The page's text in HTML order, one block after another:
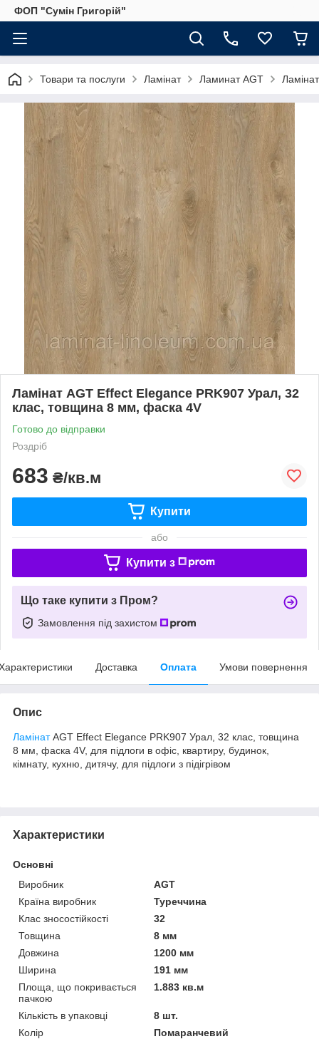
ФОП "Сумін Григорій"
Товари та послуги Ламінат Ламинат AGT
Ламінат AGT Effect Elegance PRK907 Урал, 32
клас, товщина 8 мм, фаска 4V
Готово до відправки
Роздріб
683 ₴/кв.м
Купити
або
Купити з
Що таке купити з Пром?
Замовлення під захистом
Доставка Оплата Умови повернення
Опис
ЛамінатAGT Effect Elegance PRK907 Урал, 32 клас, товщина
8 мм, фаска 4V, для підлоги в офіс, квартиру, будинок,
кімнату, кухню, дитячу, для підлоги з підігрівом
Характеристики
Основні
Виробник
AGT
Країна виробник
Туреччина
Клас зносостійкості
32
Товщина
8 мм
Довжина
1200 мм
Ширина
191 мм
Площа, що покривається
пачкою
1.883 кв.м
Кількість в упаковці
8 шт.
Колір
Помаранчевий